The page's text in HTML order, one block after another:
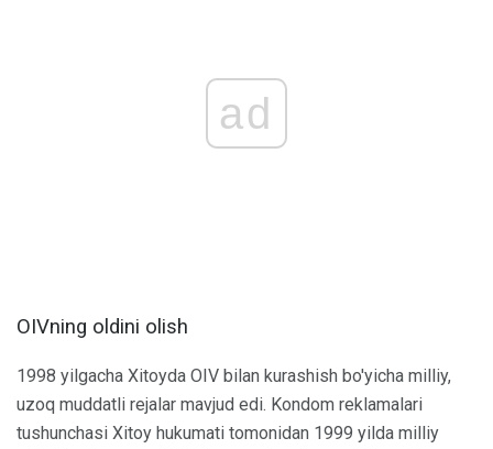
ad
OIVning oldini olish
1998 yilgacha Xitoyda OIV bilan kurashish bo'yicha milliy,
uzoq muddatli rejalar mavjud edi. Kondom reklamalari
tushunchasi Xitoy hukumati tomonidan 1999 yilda milliy